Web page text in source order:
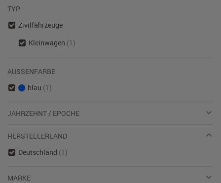
TYP
Zivilfahrzeuge
Kleinwagen (1)
AUSSENFARBE
blau (1)
JAHRZEHNT / EPOCHE
HERSTELLERLAND
Deutschland (1)
MARKE